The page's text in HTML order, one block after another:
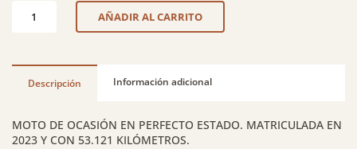
TRANSALP
AÑADIR AL CARRITO
Descripción Información adicional
MOTO DE OCASIÓN EN PERFECTO ESTADO. MATRICULADA EN
2023 Y CON 53.121 KILÓMETROS.